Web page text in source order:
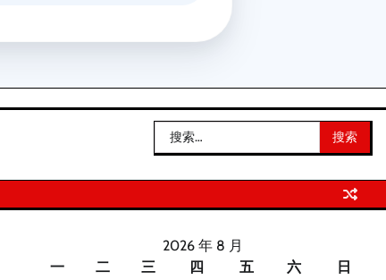
索：
2026 年 8 月
一
二 三 四 五 六
日